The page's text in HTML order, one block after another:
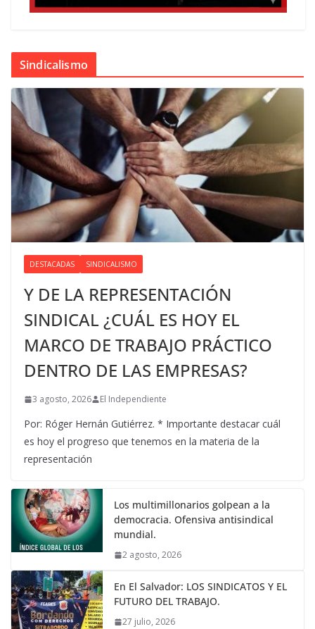
Sindicalismo
DESTACADAS SINDICALISMO
Y DE LA REPRESENTACIÓN
SINDICAL ¿CUÁL ES HOY EL
MARCO DE TRABAJO PRÁCTICO
DENTRO DE LAS EMPRESAS?
3 agosto, 2026 El Independiente
Por: Róger Hernán Gutiérrez. * Importante destacar cuál
es hoy el progreso que tenemos en la materia de la
representación
Los multimillonarios golpean a la
democracia. Ofensiva antisindical
mundial.
2 agosto, 2026
En El Salvador: LOS SINDICATOS Y EL
FUTURO DEL TRABAJO.
27 julio, 2026